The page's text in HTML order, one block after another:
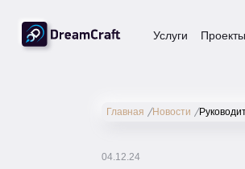
Услуги Проекты
Главная Новости
04.12.24